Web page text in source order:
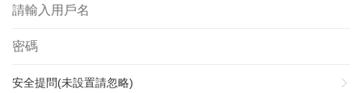
安全提問(未設置請忽略)